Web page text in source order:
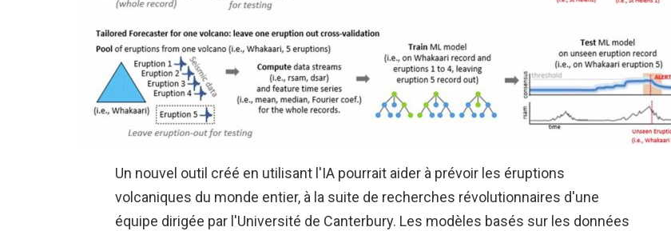
Un nouvel outil créé en utilisant l'IA pourrait aider à prévoir les éruptions
volcaniques du monde entier, à la suite de recherches révolutionnaires d'une
équipe dirigée par l'Université de Canterbury. Les modèles basés sur les données